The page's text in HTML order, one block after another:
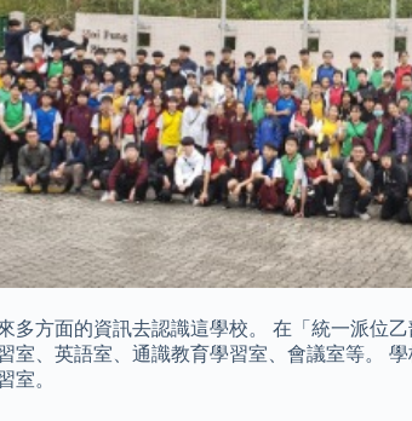
方面的資訊去認識這學校。 在「統一派位
、英語室、通識教育學習室、會議室等。
室。